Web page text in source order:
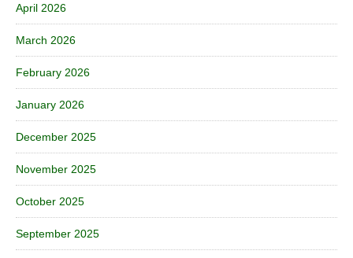
April 2026
March 2026
February 2026
January 2026
December 2025
November 2025
October 2025
September 2025